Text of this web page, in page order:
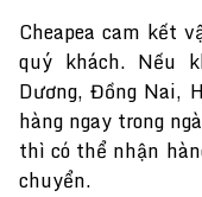
Cheapea cam kết
quý khách. Nếu
Dương, Đồng Nai,
hàng ngay trong
thì có thể nhận
chuyển.